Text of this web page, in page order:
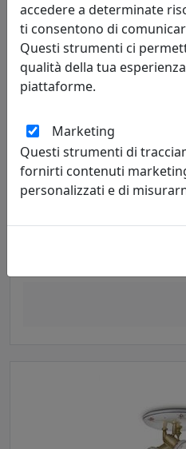
accedere a determinate
ti consentono di
Questi strumenti ci
qualità della tua
piattaforme.
Marketing
Questi strumenti di
fornirti contenuti
personalizzati e di